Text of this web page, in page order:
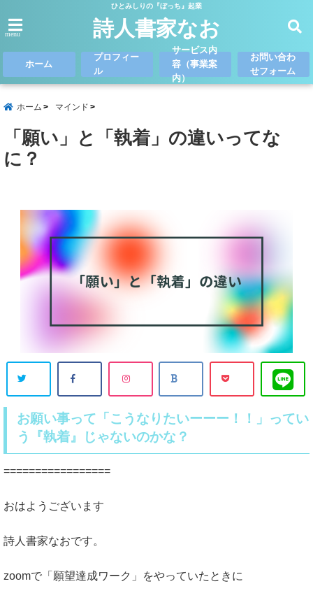
ひとみしりの『ぼっち』起業
menu 詩人書家なお
ホーム
プロフィー
ル
サービス内
容（事業案
内）
お問い合わ
せフォーム
ホーム マインド
「願い」と「執着」の違いってな
に？
お願い事って「こうなりたいーーー！！」ってい
う『執着』じゃないのかな？
=================
おはようございます
詩人書家なおです。
zoomで「願望達成ワーク」をやっていたときに